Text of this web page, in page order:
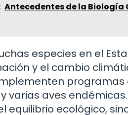
Antecedentes de la Biología
especies en el
y el cambio
varias aves
equilibrio ecológico,